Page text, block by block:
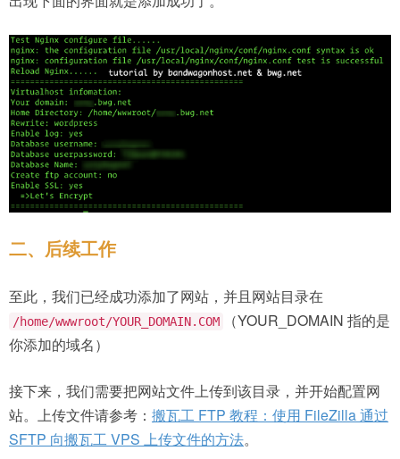
二、后续工作
至此，我们已经成功添加了网站，并且网站目录在
/home/wwwroot/YOUR_DOMAIN.COM
（YOUR_DOMAIN 指的是
你添加的域名）
接下来，我们需要把网站文件上传到该目录，并开始配置网
站。上传文件请参考： 搬瓦工 FTP 教程：使用 FileZilla 通过
SFTP 向搬瓦工 VPS 上传文件的方法。